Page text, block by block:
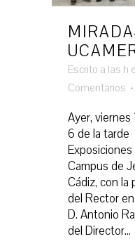
Escrito a las h
Comentarios
Ayer, viernes
6 de la tarde
Campus de
Cádiz, con la
del Rector
D. Antonio
del Director...